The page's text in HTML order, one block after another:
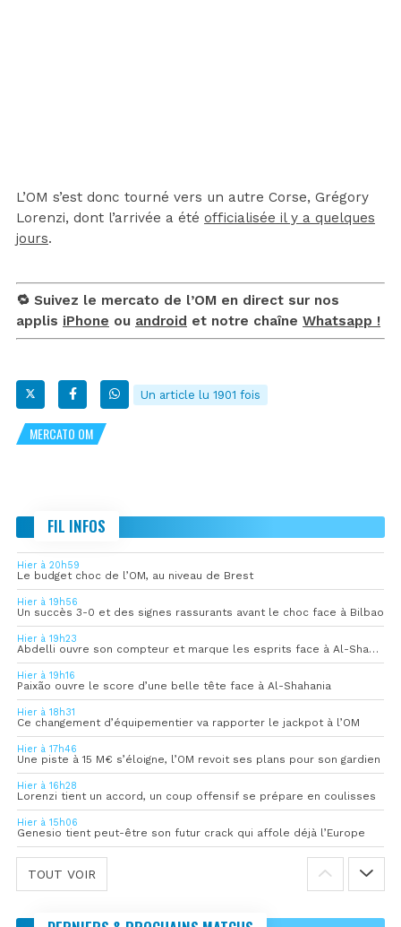
L’OM s’est donc tourné vers un autre Corse, Grégory
Lorenzi, dont l’arrivée a été officialisée il y a quelques
jours.
🔁 Suivez le mercato de l’OM en direct sur nos
applis iPhone ou android et notre chaîne Whatsapp !
Un article lu 1901 fois
MERCATO OM
FIL INFOS
Hier à 20h59
Le budget choc de l’OM, au niveau de Brest
Hier à 19h56
Un succès 3-0 et des signes rassurants avant le choc face à Bilbao
Hier à 19h23
Abdelli ouvre son compteur et marque les esprits face à Al-Shahania
Hier à 19h16
Paixão ouvre le score d’une belle tête face à Al-Shahania
Hier à 18h31
Ce changement d’équipementier va rapporter le jackpot à l’OM
Hier à 17h46
Une piste à 15 M€ s’éloigne, l’OM revoit ses plans pour son gardien
Hier à 16h28
Lorenzi tient un accord, un coup offensif se prépare en coulisses
Hier à 15h06
Genesio tient peut-être son futur crack qui affole déjà l’Europe
TOUT VOIR